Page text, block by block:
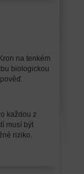
na tenkém
biologickou
každou z
musí být
riziko.